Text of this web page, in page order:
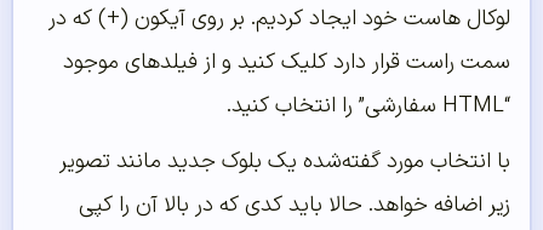
لوکال هاست خود ایجاد کردیم. بر روی آیکون (+) که در
سمت راست قرار دارد کلیک کنید و از فیلدهای موجود
“HTML سفارشی” را انتخاب کنید.
با انتخاب مورد گفته‌شده یک بلوک جدید مانند تصویر
زیر اضافه خواهد. حالا باید کدی که در بالا آن را کپی